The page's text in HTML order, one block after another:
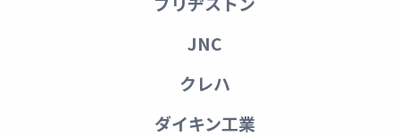
JNC
クレハ
ダイキン工業